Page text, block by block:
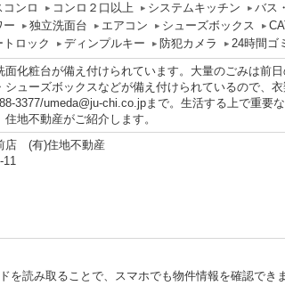
コンロ コンロ２口以上 システムキッチン
バス
ー 独立洗面台 エアコン シューズボックス
トロック ディンプルキー 防犯カメラ 24時間ゴ
面化粧台が備え付けられています。大量のごみは前
シューズボックスなどが備え付けられているので、
3377/umeda@ju-chi.co.jpまで。生活する上で重要
地不動産がご紹介します。
店 (有)住地不動産
11
を読み取ることで、スマホでも物件情報を確認でき